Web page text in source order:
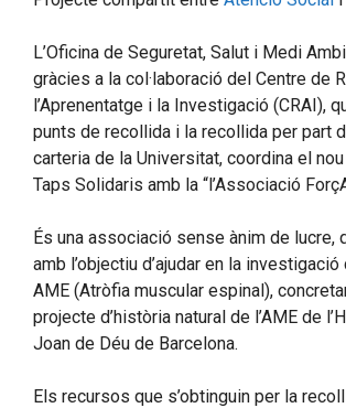
L’Oficina de Seguretat, Salut i Medi
gràcies a la col·laboració del Centre de
l’Aprenentatge i la Investigació (CRAI),
punts de recollida i la recollida per part
carteria de la Universitat, coordina el
Taps Solidaris amb la “l’Associació
És una associació sense ànim de lucre,
amb l’objectiu d’ajudar en la
AME (Atròfia muscular espinal),
projecte d’història natural de l’AME de
Joan de Déu de Barcelona.
Els recursos que s’obtinguin per la